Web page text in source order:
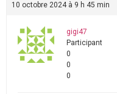
10 octobre 2024 à 9 h 45 min
gigi47
Participant
0
0
0